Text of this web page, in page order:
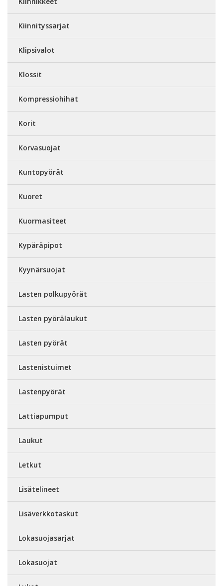
Kiinnityssarjat
Klipsivalot
Klossit
Kompressiohihat
Korit
Korvasuojat
Kuntopyörät
Kuoret
Kuormasiteet
Kypäräpipot
Kyynärsuojat
Lasten polkupyörät
Lasten pyörälaukut
Lasten pyörät
Lastenistuimet
Lastenpyörät
Lattiapumput
Laukut
Letkut
Lisätelineet
Lisäverkkotaskut
Lokasuojasarjat
Lokasuojat